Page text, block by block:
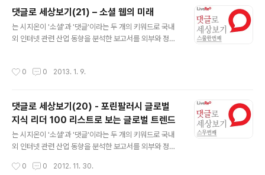
대한 시지온만의 관점과 통찰을 제공하고자 합니다. 댓글
로 세상보기 (22) 인터넷이 북한을 바꿀 수 있을까? 2013
년 1월 7일 구글 회장 에릭 슈미트와 빌 리처드슨 전(前)
미국 뉴멕시코 주지사 일행이 북한에 도착했다. 에릭 슈미
어쨌든, 세계 최대의 인터넷 기업의 수장이 세계 최대의 인
댓글로 세상보기(21) – 소셜 웹의 미래
는 시지온이 '소셜'과 '댓글'이라는 두 개의 키워드로 국내
외 인터넷 관련 산업 동향을 분석한 보고서를 외부와 정기
터의 분석을 통해 인터넷이 만들어 나가는 새로운 세상에
위터, 페이스북에서 추정하는 건 무리가 있다. 인터넷, 월드
와이드웹은 처음부터 개방적이고, 연결되고, 공유된 공간
이기 때문이다. 인터넷은 기본적으로 TCP/IP란 프로토콜
을 중심으로 해서 컴퓨터를 연결한 네트워크다. 월드와이
션이다. 이 공간의 접근, 활용을 위해서 누..
0 0 2013. 1. 9.
댓글로 세상보기(20) - 포린팔러시 글로벌
지식 리더 100 리스트로 보는 글로벌 트렌드
는 시지온이 '소셜'과 '댓글'이라는 두 개의 키워드로 국내
외 인터넷 관련 산업 동향을 분석한 보고서를 외부와 정기
은 해외 사례들의 소개와 라이브리가 보유하고 있는 데이
0 0 2012. 11. 30.